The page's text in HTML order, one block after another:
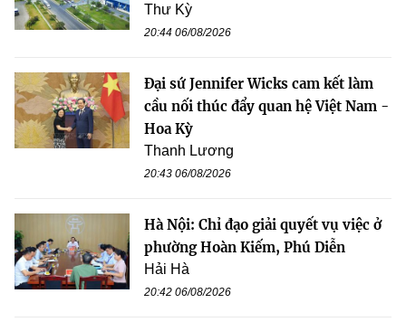
Thư Kỳ
20:44 06/08/2026
Đại sứ Jennifer Wicks cam kết làm
cầu nối thúc đẩy quan hệ Việt Nam -
Hoa Kỳ
Thanh Lương
20:43 06/08/2026
Hà Nội: Chỉ đạo giải quyết vụ việc ở
phường Hoàn Kiếm, Phú Diễn
Hải Hà
20:42 06/08/2026